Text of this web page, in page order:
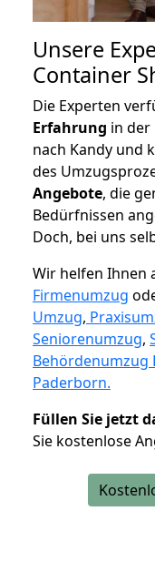
Unsere
Container
Die Experten
Erfahrung in
nach Kandy und
des
Angebote, die
Bedürfnissen
Doch, bei uns
Wir helfen Ihnen
Firmenumzug
Umzug,
Seniorenumzug,
Behördenumzug
Paderborn.
Füllen Sie jetzt
Sie kostenlose